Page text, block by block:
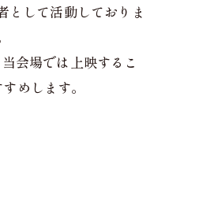
として活動しておりま
会場では上映するこ
めします。